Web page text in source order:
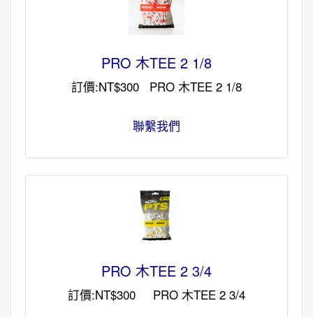
PRO 木TEE 2 1/8
訂價:NT$300 PRO 木TEE 2 1/8
聯繫我們
PRO 木TEE 2 3/4
訂價:NT$300 PRO 木TEE 2 3/4